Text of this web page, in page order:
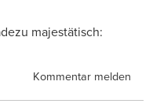
majestätisch:
Kommentar melden